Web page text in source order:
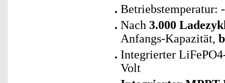
Betriebstemperatur:
Nach 3.000
Anfangs-Kapazität,
Integrierter
Volt